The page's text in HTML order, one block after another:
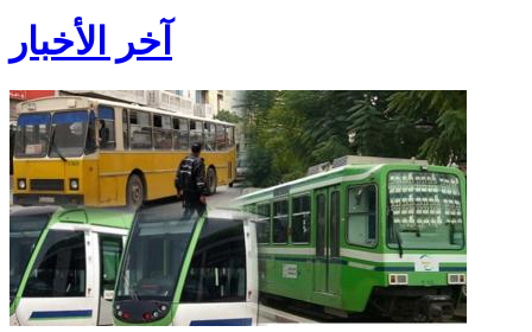
آخر الأخبار